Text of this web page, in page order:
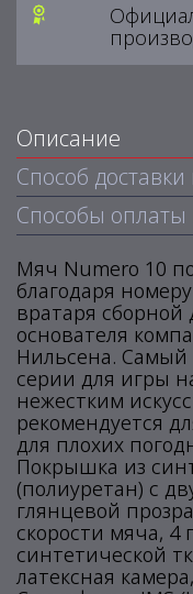
Описание
Способ
Способы оплаты
Мяч Numero 10
благодаря
вратаря
основателя
Нильсена.
серии для игры
нежестким
рекомендуется
для плохих
Покрышка из
(полиуретан) с
глянцевой
скорости мяча, 4
синтетической
латексная